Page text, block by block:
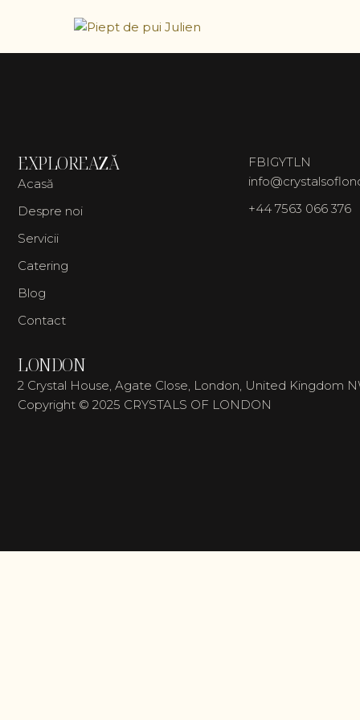
EXPLOREAZĂ
Acasă
Despre noi
Servicii
Catering
Blog
Contact
FBIGYTLN
+44 7563 066 376
LONDON
2 Crystal House, Agate Close, London, United Kingdom
Copyright © 2025 CRYSTALS OF LONDON